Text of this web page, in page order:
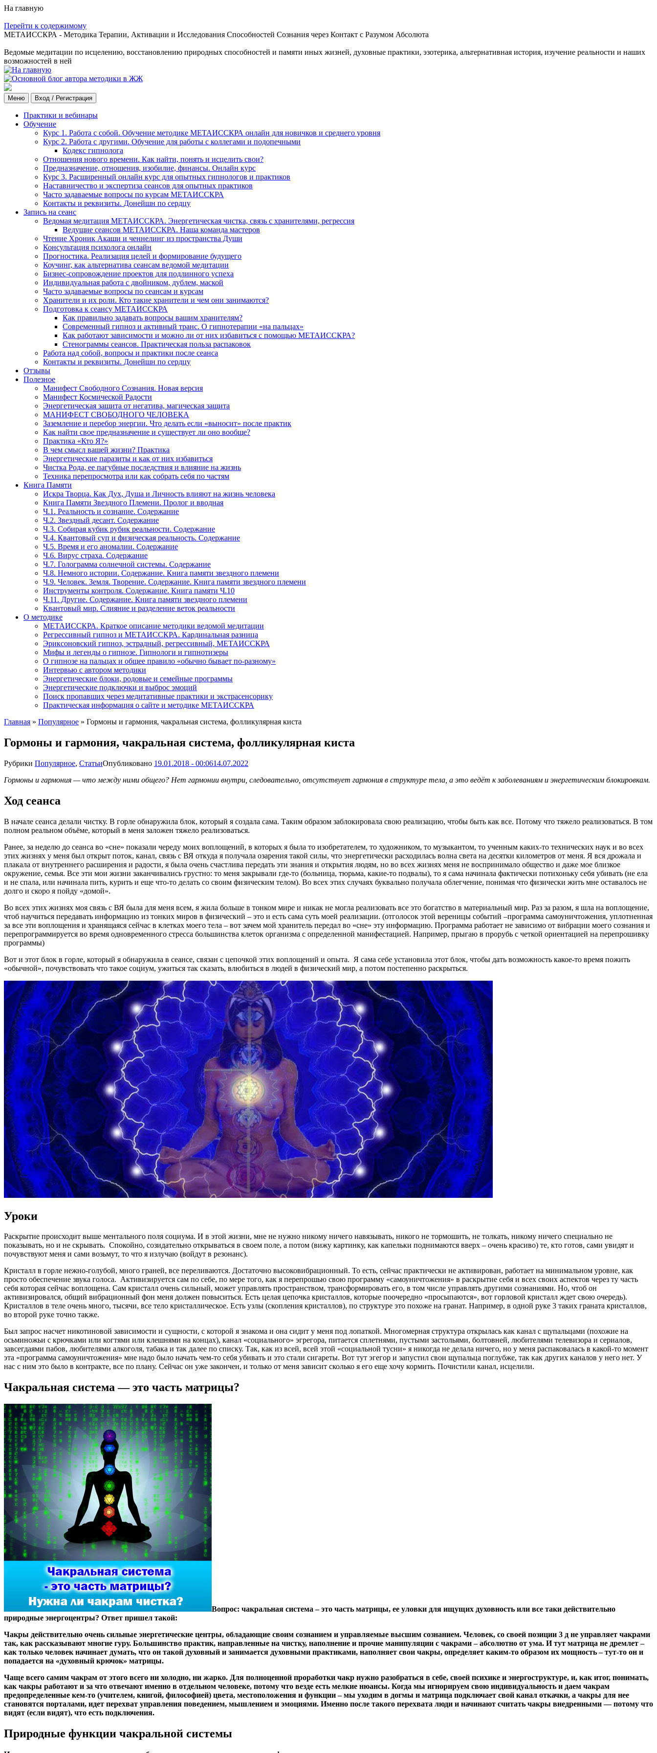
На главную
Перейти к содержимому
МЕТАИССКРА - Методика Терапии, Активации и Исследования Способностей Сознания через Контакт с Разумом Абсолюта
Ведомые медитации по исцелению, восстановлению природных способностей и памяти иных жизней, духовные практики, эзотерика, альтернативная история, изучение реальности и наших
возможностей в ней
Меню Вход / Регистрация
Практики и вебинары
Обучение
Курс 1. Работа с собой. Обучение методике МЕТАИССКРА онлайн для новичков и среднего уровня
Курс 2. Работа с другими. Обучение для работы с коллегами и подопечными
Кодекс гипнолога
Отношения нового времени. Как найти, понять и исцелить свои?
Предназначение, отношения, изобилие, финансы. Онлайн курс
Курс 3. Расширенный онлайн курс для опытных гипнологов и практиков
Наставничество и экспертиза сеансов для опытных практиков
Часто задаваемые вопросы по курсам МЕТАИССКРА
Контакты и реквизиты. Донейшн по сердцу
Запись на сеанс
Ведомая медитация МЕТАИССКРА. Энергетическая чистка, связь с хранителями, регрессия
Ведущие сеансов МЕТАИССКРА. Наша команда мастеров
Чтение Хроник Акаши и ченнелинг из пространства Души
Консультация психолога онлайн
Прогностика. Реализация целей и формирование будущего
Коучинг, как альтернатива сеансам ведомой медитации
Бизнес-сопровождение проектов для подлинного успеха
Индивидуальная работа с двойником, дублем, маской
Часто задаваемые вопросы по сеансам и курсам
Хранители и их роли. Кто такие хранители и чем они занимаются?
Подготовка к сеансу МЕТАИССКРА
Как правильно задавать вопросы вашим хранителям?
Современный гипноз и активный транс. О гипнотерапии «на пальцах»
Как работают зависимости и можно ли от них избавиться с помощью МЕТАИССКРА?
Стенограммы сеансов. Практическая польза распаковок
Работа над собой, вопросы и практики после сеанса
Контакты и реквизиты. Донейшн по сердцу
Отзывы
Полезное
Манифест Свободного Сознания. Новая версия
Манифест Космической Радости
Энергетическая защита от негатива, магическая защита
МАНИФЕСТ СВОБОДНОГО ЧЕЛОВЕКА
Заземление и перебор энергии. Что делать если «выносит» после практик
Как найти свое предназначение и существует ли оно вообще?
Практика «Кто Я?»
В чем смысл вашей жизни? Практика
Энергетические паразиты и как от них избавиться
Чистка Рода, ее пагубные последствия и влияние на жизнь
Техника перепросмотра или как собрать себя по частям
Книга Памяти
Искра Творца. Как Дух, Душа и Личность влияют на жизнь человека
Книга Памяти Звездного Племени. Пролог и вводная
Ч.1. Реальность и сознание. Содержание
Ч.2. Звездный десант. Содержание
Ч.3. Собирая кубик рубик реальности. Содержание
Ч.4. Квантовый суп и физическая реальность. Содержание
Ч.5. Время и его аномалии. Содержание
Ч.6. Вирус страха. Содержание
Ч.7. Голограмма солнечной системы. Содержание
Ч.8. Немного истории. Содержание. Книга памяти звездного племени
Ч.9. Человек. Земля. Творение. Содержание. Книга памяти звездного племени
Инструменты контроля. Содержание. Книга памяти Ч.10
Ч.11. Другие. Содержание. Книга памяти звездного племени
Квантовый мир. Слияние и разделение веток реальности
О методике
МЕТАИССКРА. Краткое описание методики ведомой медитации
Регрессивный гипноз и МЕТАИССКРА. Кардинальная разница
Эриксоновский гипноз, эстрадный, регрессивный, МЕТАИССКРА
Мифы и легенды о гипнозе. Гипнологи и гипнотизеры
О гипнозе на пальцах и общее правило «обычно бывает по-разному»
Интервью с автором методики
Энергетические блоки, родовые и семейные программы
Энергетические подключки и выброс эмоций
Поиск пропавших через медитативные практики и экстрасенсорику
Практическая информация о сайте и методике МЕТАИССКРА
Главная » Популярное » Гормоны и гармония, чакральная система, фолликулярная киста
Гормоны и гармония, чакральная система, фолликулярная киста
Рубрики Популярное, СтатьиОпубликовано 19.01.2018 - 00:0614.07.2022
Гормоны и гармония — что между ними общего? Нет гармонии внутри, следовательно, отсутствует гармония в структуре тела, а это ведёт к заболеваниям и энергетическим блокировкам.
Ход сеанса
В начале сеанса делали чистку. В горле обнаружила блок, который я создала сама. Таким образом заблокировала свою реализацию, чтобы быть как все. Потому что тяжело реализоваться. В том
полном реальном объёме, который в меня заложен тяжело реализоваться.
Ранее, за неделю до сеанса во «сне» показали череду моих воплощений, в которых я была то изобретателем, то художником, то музыкантом, то ученным каких-то технических наук и во всех
этих жизнях у меня был открыт поток, канал, связь с ВЯ откуда я получала озарения такой силы, что энергетически расходилась волна света на десятки километров от меня. Я вся дрожала и
плакала от внутреннего расширения и радости, я была очень счастлива передать эти знания и открытия людям, но во всех жизнях меня не воспринимало общество и даже мое близкое
окружение, семья. Все эти мои жизни заканчивались грустно: то меня закрывали где-то (больница, тюрьма, какие-то подвалы), то я сама начинала фактически потихоньку себя убивать (не ела
и не спала, или начинала пить, курить и еще что-то делать со своим физическим телом). Во всех этих случаях буквально получала облегчение, понимая что физически жить мне оставалось не
долго и скоро я пойду «домой».
Во всех этих жизнях моя связь с ВЯ была для меня всем, я жила больше в тонком мире и никак не могла реализовать все это богатство в материальный мир. Раз за разом, я шла на воплощение,
чтоб научиться передавать информацию из тонких миров в физический – это и есть сама суть моей реализации. (отголосок этой вереницы событий –программа самоуничтожения, уплотненная
за все эти воплощения и хранящаяся сейчас в клетках моего тела – вот зачем мой хранитель передал во «сне» эту информацию. Программа работает не зависимо от вибрации моего сознания и
перепрограммируется во время одновременного стресса большинства клеток организма с определенной манифестацией. Например, прыгаю в прорубь с четкой ориентацией на перепрошивку
программы)
Вот и этот блок в горле, который я обнаружила в сеансе, связан с цепочкой этих воплощений и опыта. Я сама себе установила этот блок, чтобы дать возможность какое-то время пожить
«обычной», почувствовать что такое социум, ужиться так сказать, влюбиться в людей в физический мир, а потом постепенно раскрыться.
Уроки
Раскрытие происходит выше ментального поля социума. И в этой жизни, мне не нужно никому ничего навязывать, никого не тормошить, не толкать, никому ничего специально не
показывать, но и не скрывать. Спокойно, созидательно открываться в своем поле, а потом (вижу картинку, как капельки поднимаются вверх – очень красиво) те, кто готов, сами увидят и
почувствуют меня и сами возьмут, то что я излучаю (войдут в резонанс).
Кристалл в горле нежно-голубой, много граней, все переливаются. Достаточно высоковибрационный. То есть, сейчас практически не активирован, работает на минимальном уровне, как
просто обеспечение звука голоса. Активизируется сам по себе, по мере того, как я перепрошью свою программу «самоуничтожения» в раскрытие себя и всех своих аспектов через ту часть
себя которая сейчас воплощена. Сам кристалл очень сильный, может управлять пространством, трансформировать его, в том числе управлять другими сознаниями. Но, чтоб он
активизировался, общий вибрационный фон меня должен повыситься. Есть целая цепочка кристаллов, которые поочередно «просыпаются», вот горловой кристалл ждет свою очередь).
Кристаллов в теле очень много, тысячи, все тело кристаллическое. Есть узлы (скопления кристаллов), по структуре это похоже на гранат. Например, в одной руке 3 таких граната кристаллов,
во второй руке точно также.
Был запрос насчет никотиновой зависимости и сущности, с которой я знакома и она сидит у меня под лопаткой. Многомерная структура открылась как канал с щупальцами (похожие на
осьминожьи с крючками или когтями или клешнями на концах), канал «социального» эгрегора, питается сплетнями, пустыми застольями, болтовней, любителями телевизора и сериалов,
завсегдаями пабов, любителями алкоголя, табака и так далее по списку. Так, как из всей, всей этой «социальной тусни» я никогда не делала ничего, но у меня распаковалась в какой-то момент
эта «программа самоуничтожения» мне надо было начать чем-то себя убивать и это стали сигареты. Вот тут эгегор и запустил свои щупальца поглубже, так как других каналов у него нет. У
нас с ним это было в контракте, все по плану. Сейчас он уже закончен, и только от меня зависит сколько я его еще хочу кормить. Почистили канал, исцелили.
Чакральная система — это часть матрицы?
Вопрос: чакральная система – это часть матрицы, ее уловки для ищущих духовность или все таки действительно
природные энергоцентры? Ответ пришел такой:
Чакры действительно очень сильные энергетические центры, обладающие своим сознанием и управляемые высшим сознанием. Человек, со своей позиции 3 д не управляет чакрами
так, как рассказывают многие гуру. Большинство практик, направленные на чистку, наполнение и прочие манипуляции с чакрами – абсолютно от ума. И тут матрица не дремлет –
как только человек начинает думать, что он такой духовный и занимается духовными практиками, наполняет свои чакры, определяет каким-то образом их мощность – тут-то он и
попадается на «духовный крючок» матрицы.
Чаще всего самим чакрам от этого всего ни холодно, ни жарко. Для полноценной проработки чакр нужно разобраться в себе, своей психике и энергоструктуре, и, как итог, понимать,
как чакры работают и за что отвечают именно в отдельном человеке, потому что везде есть мелкие нюансы. Когда мы игнорируем свою индивидуальность и даем чакрам
предопределенные кем-то (учителем, книгой, философией) цвета, местоположения и функции – мы уходим в догмы и матрица подключает свой канал откачки, а чакры для нее
становятся порталами, идет перехват управления поведением, мышлением и эмоциями. Именно после такого перехвата люди и начинают считать чакры внедренными — потому что
видят (если видят), что есть подключения.
Природные функции чакральной системы